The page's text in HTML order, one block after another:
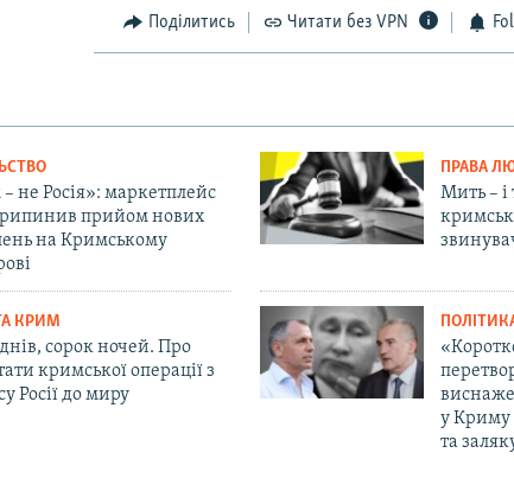
Поділитись Читати без VPN
не Росія»: маркетплейс
прийом нових
на Кримському
ПРАВА
Мить –
КРИМ
сорок ночей. Про
кримської операції з
Росії до миру
у Криму
та